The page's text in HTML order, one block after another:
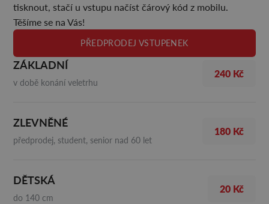
tisknout, stačí u vstupu načíst čárový kód z mobilu.
Těšíme se na Vás!
PŘEDPRODEJ VSTUPENEK
ZÁKLADNÍ
v době konání veletrhu
240 Kč
ZLEVNĚNÉ
předprodej, student, senior nad 60 let
180 Kč
DĚTSKÁ
do 140 cm
20 Kč